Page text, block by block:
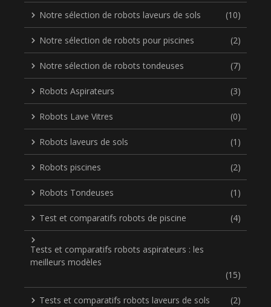
Notre sélection de robots laveurs de sols (10)
Notre sélection de robots pour piscines (2)
Notre sélection de robots tondeuses (7)
Robots Aspirateurs (3)
Robots Lave Vitres (0)
Robots laveurs de sols (1)
Robots piscines (2)
Robots Tondeuses (1)
Test et comparatifs robots de piscine (4)
Tests et comparatifs robots aspirateurs : les
meilleurs modèles
(15)
Tests et comparatifs robots laveurs de sols (2)